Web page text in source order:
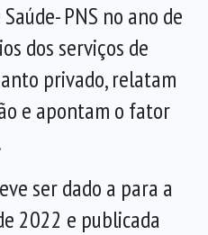
PNS no ano de
dos serviços de
privado, relatam
e apontam o fator
ser dado a para a
2022 e publicada